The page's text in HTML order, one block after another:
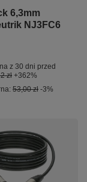
6,3mm
NJ3FC6
z 30 dni przed
zł +362%
53,00 zł -3%